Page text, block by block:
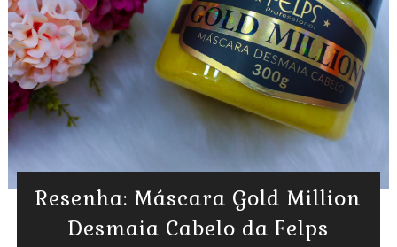
Resenha: Máscara Gold Million
Desmaia Cabelo da Felps